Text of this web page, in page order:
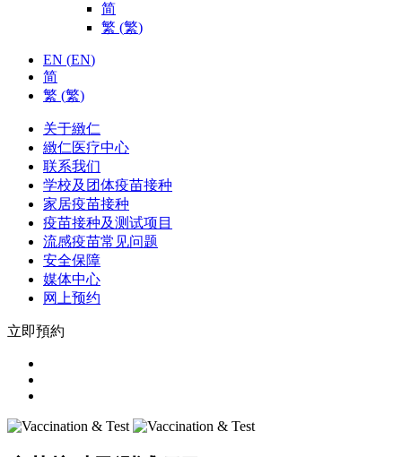
简
繁 (繁)
EN (EN)
简
繁 (繁)
关于緻仁
緻仁医疗中心
联系我们
学校及团体疫苗接种
家居疫苗接种
疫苗接种及测试项目
流感疫苗常见问题
安全保障
媒体中心
网上预约
立即預約